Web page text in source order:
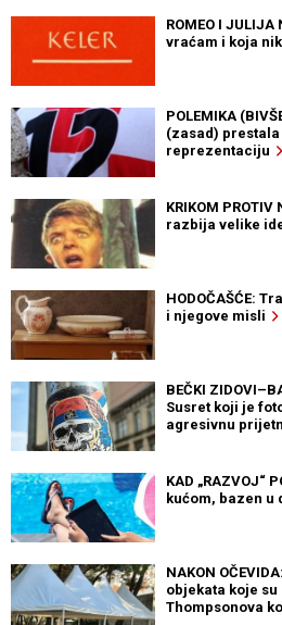
ROMEO I
vraćam i koja
POLEMIKA
(zasad)
reprezentaciju
KRIKOM
razbija velike
HODOČAŠĆE:
i njegove misli
BEČKI
Susret koji je
agresivnu
KAD „RAZVOJ“
kućom, bazen u
NAKON
objekata koje
Thompsonova